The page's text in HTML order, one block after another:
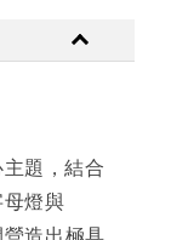
題，結合
燈與
造出極具